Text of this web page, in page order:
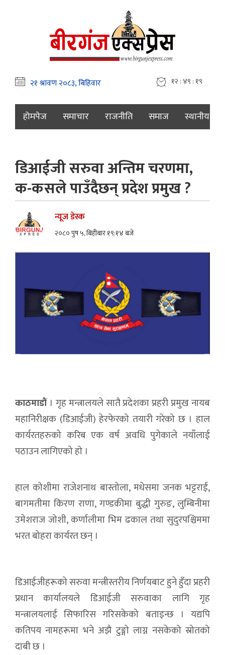
१२ : ४९ : १९
होमपेज समाचार राजनीति समाज स्थानीय
डिआईजी सरुवा अन्तिम चरणमा,
क-कसले पाउँदैछन् प्रदेश प्रमुख ?
न्यूज डेस्क
२०८० पुष ५, बिहीबार १९:१४ बजे
काठमाडौं। गृह मन्त्रालयले सातै प्रदेशका प्रहरी प्रमुख नायब
महानिरीक्षक (डिआईजी) हेरफेरको तयारी गरेको छ । हाल
कार्यरतहरुको करिब एक वर्ष अवधि पुगेकाले नयाँलाई
पठाउन लागिएको हो ।
हाल कोशीमा राजेशनाथ बास्तोला, मधेसमा जनक भट्टराई,
बागमतीमा किरण राणा, गण्डकीमा बुद्धी गुरुङ, लुम्बिनीमा
उमेशराज जोशी, कर्णालीमा भिम ढकाल तथा सुदुरपश्चिममा
भरत बोहरा कार्यरत छन् ।
डिआईजीहरूको सरुवा मन्त्रीस्तरीय निर्णयबाट हुने हुँदा प्रहरी
प्रधान कार्यालयले डिआईजी सरुवाका लागि गृह
मन्त्रालयलाई सिफारिस गरिसकेको बताइन्छ । यद्यपि
कतिपय नामहरूमा भने अझै टुङ्गो लाग्न नसकेको स्रोतको
दाबी छ ।